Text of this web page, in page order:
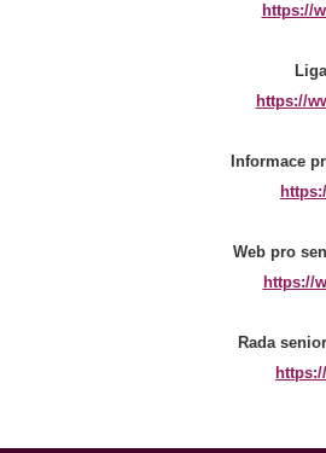
https://
https://
Informace
Web pro
https://
Rada